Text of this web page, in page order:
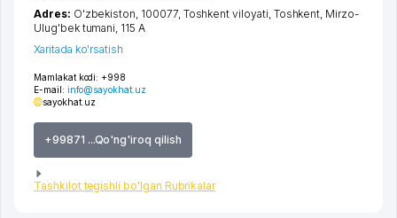
Mamlakat kodi: +998
E-mail: info@sayokhat.uz
sayokhat.uz
+99871 ...Qo'ng'iroq qilish
Tashkilot tegishli bo'lgan Rubrikalar
Adres: O'zbekiston, 100077, Toshkent viloyati Toshkent Mirzo-
Ulug'bek tumani , 115 А
Xaritada ko'rsatish